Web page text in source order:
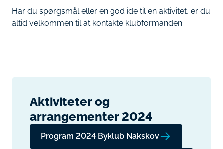
Har du spørgsmål eller en god ide til en aktivitet, er du
altid velkommen til at kontakte klubformanden.
Aktiviteter og
arrangementer 2024
Program 2024 Byklub Nakskov